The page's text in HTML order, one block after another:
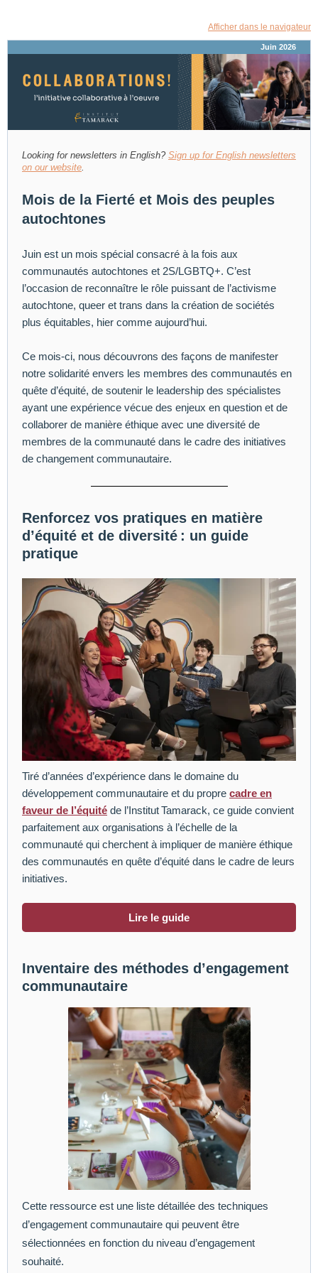
Afficher dans le navigateur
Juin 2026
Looking for newsletters in English? Sign up for English newsletters
on our website.
Mois de la Fierté et Mois des peuples
autochtones
Juin est un mois spécial consacré à la fois aux
communautés autochtones et 2S/LGBTQ+. C’est
l’occasion de reconnaître le rôle puissant de l’activisme
autochtone, queer et trans dans la création de sociétés
plus équitables, hier comme aujourd’hui.
Ce mois-ci, nous découvrons des façons de manifester
notre solidarité envers les membres des communautés en
quête d’équité, de soutenir le leadership des spécialistes
ayant une expérience vécue des enjeux en question et de
collaborer de manière éthique avec une diversité de
membres de la communauté dans le cadre des initiatives
de changement communautaire.
Renforcez vos pratiques en matière
d’équité et de diversité : un guide
pratique
Tiré d’années d’expérience dans le domaine du
développement communautaire et du propre cadre en
faveur de l’équité de l’Institut Tamarack, ce guide convient
parfaitement aux organisations à l’échelle de la
communauté qui cherchent à impliquer de manière éthique
des communautés en quête d’équité dans le cadre de leurs
initiatives.
Lire le guide
Inventaire des méthodes d’engagement
communautaire
Cette ressource est une liste détaillée des techniques
d’engagement communautaire qui peuvent être
sélectionnées en fonction du niveau d’engagement
souhaité.